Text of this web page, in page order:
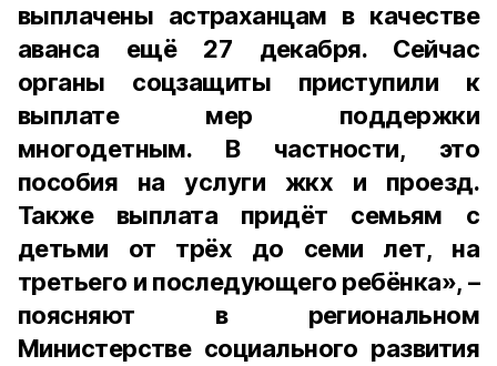
выплачены астраханцам в качестве
аванса ещё 27 декабря. Сейчас
органы соцзащиты приступили к
выплате мер поддержки
многодетным. В частности, это
пособия на услуги жкх и проезд.
Также выплата придёт семьям с
детьми от трёх до семи лет, на
третьего и последующего ребёнка», –
поясняют в региональном
Министерстве социального развития